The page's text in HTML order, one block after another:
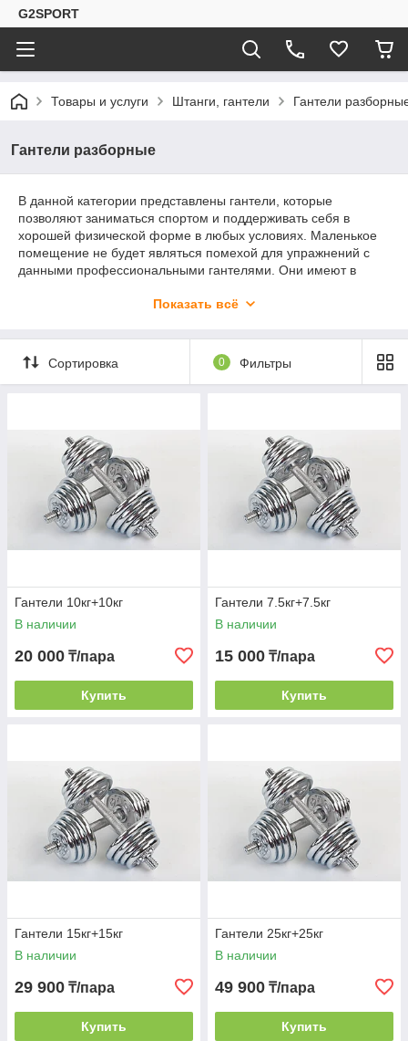
G2SPORT
Товары и услуги Штанги, гантели Гантели
Гантели разборные
В данной категории представлены гантели, которые
позволяют заниматься спортом и поддерживать себя в
хорошей физической форме в любых условиях. Маленькое
помещение не будет являться помехой для упражнений с
данными профессиональными гантелями. Они имеют в
Также в данном виде гантелей обрезиненной является и
обусловлены весом всей гантели. Общий вес может
регулироваться.
Показать всё
Сортировка 0 Фильтры
Гантели 10кг+10кг
В наличии
20 000 ₸/пара
Купить
Гантели 7.5кг+7.5кг
В наличии
15 000 ₸/пара
Купить
Гантели 15кг+15кг
В наличии
29 900 ₸/пара
Купить
Гантели 25кг+25кг
В наличии
49 900 ₸/пара
Купить